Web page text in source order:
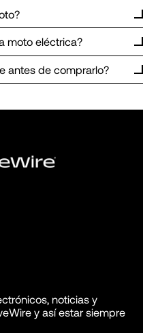
moto eléctrica?
antes de comprarlo?
noticias y
y así estar siempre